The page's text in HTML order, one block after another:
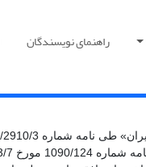
راهنمای نویسندگان